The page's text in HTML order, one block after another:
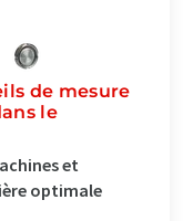
de mesure
le
et
optimale